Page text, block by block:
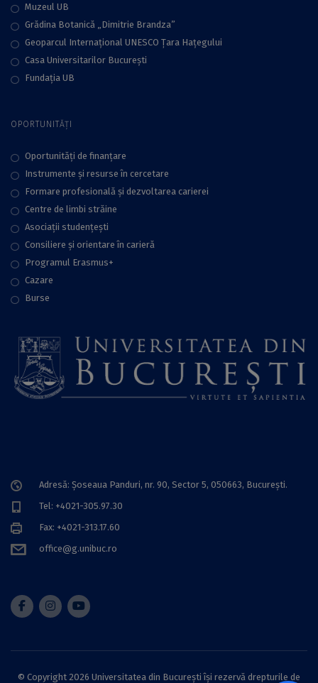
Muzeul UB
Grădina Botanică „Dimitrie Brandza”
Geoparcul Internațional UNESCO Țara Hațegului
Casa Universitarilor București
Fundaţia UB
OPORTUNITĂȚI
Oportunități de finanțare
Instrumente și resurse în cercetare
Formare profesională și dezvoltarea carierei
Centre de limbi străine
Asociații studențești
Consiliere şi orientare în carieră
Programul Erasmus+
Cazare
Burse
Adresă: Șoseaua Panduri, nr. 90, Sector 5, 050663, Bucureşti.
Tel: +4021-305.97.30
Fax: +4021-313.17.60
office@g.unibuc.ro
© Copyright 2026 Universitatea din București își rezervă drepturile de